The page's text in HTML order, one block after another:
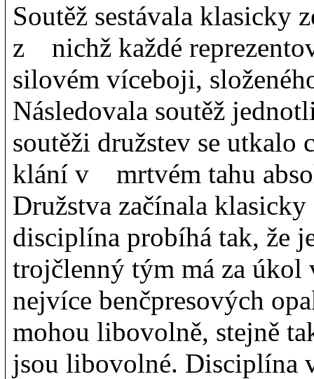
Soutěž sestávala klasicky
z nichž každé
silovém víceboji,
Následovala soutěž
soutěži družstev se utkalo
klání v mrtvém tahu
Družstva začínala
disciplína probíhá tak, že
trojčlenný tým má za
nejvíce benčpresových
mohou libovolně, stejně
jsou libovolné. Disciplína